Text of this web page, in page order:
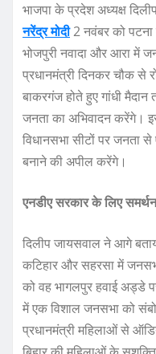
भाजपा के प्रदेश अध्यक्ष
नरेंद्र मोदी2 नवंबर को
भोजपुरी नवादा और आरा में
प्रधानमंत्री दिनकर चौक से
बाकरगंज होते हुए गांधी मैदान
जनता का अभिवादन करेंगे।
विधानसभा सीटों पर जनता से
बनाने की अपील करेंगे।
एनडीए सरकार के लिए
दिलीप जायसवाल ने आगे
कटिहार और सहरसा में
को वह भागलपुर हवाई अड्डे
में एक विशाल जनसभा को
प्रधानमंत्री महिलाओं से